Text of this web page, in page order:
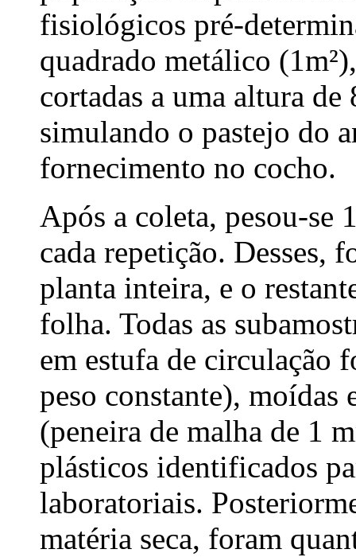
fisiológicos pré-
quadrado metálico
cortadas a uma altura
simulando o pastejo do
fornecimento no cocho.
Após a coleta, pesou-se
cada repetição. Desses,
planta inteira, e o
folha. Todas as
em estufa de circulação
peso constante),
(peneira de malha de 1
plásticos identificados
laboratoriais.
matéria seca, foram